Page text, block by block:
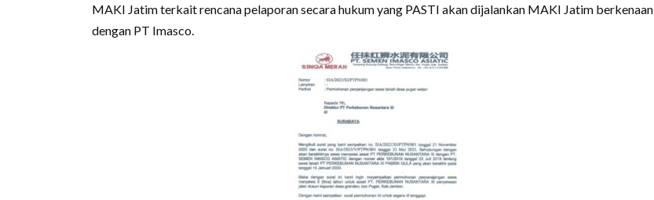
MAKI Jatim terkait rencana pelaporan secara hukum yang PASTI akan dijalankan MAKI Jatim berkenaan
dengan PT Imasco.